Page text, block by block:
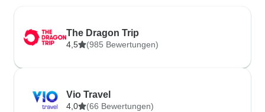
The Dragon Trip
4,5 (985 Bewertungen)
Vio Travel
4,0 (66 Bewertungen)